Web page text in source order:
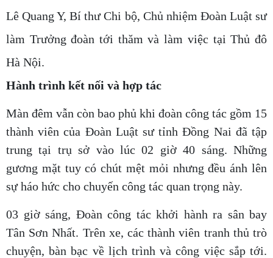
Lê Quang Y, Bí thư Chi bộ, Chủ nhiệm Đoàn Luật sư
làm Trưởng đoàn tới thăm và làm việc tại Thủ đô
Hà Nội.
Hành trình kết nối và hợp tác
Màn đêm vẫn còn bao phủ khi đoàn công tác gồm 15
thành viên của Đoàn Luật sư tỉnh Đồng Nai đã tập
trung tại trụ sở vào lúc 02 giờ 40 sáng. Những
gương mặt tuy có chút mệt mỏi nhưng đều ánh lên
sự háo hức cho chuyến công tác quan trọng này.
03 giờ sáng, Đoàn công tác khởi hành ra sân bay
Tân Sơn Nhất. Trên xe, các thành viên tranh thủ trò
chuyện, bàn bạc về lịch trình và công việc sắp tới.